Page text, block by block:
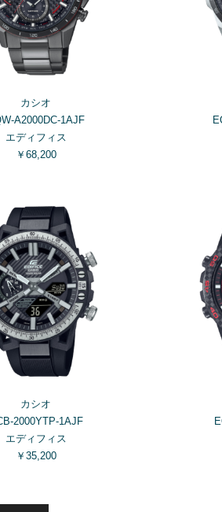
カシオ
A2000DC-1AJF
エディフィス
￥68,200
カシオ
2000YTP-1AJF
エディフィス
￥35,200